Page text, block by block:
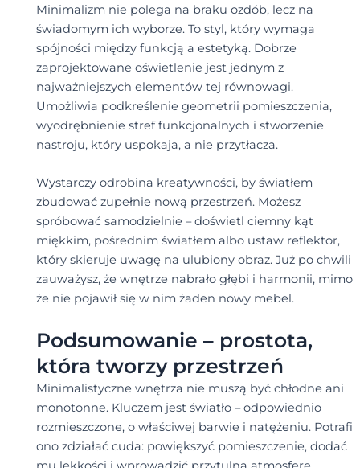
Minimalizm nie polega na braku ozdób, lecz na
świadomym ich wyborze. To styl, który wymaga
spójności między funkcją a estetyką. Dobrze
zaprojektowane oświetlenie jest jednym z
najważniejszych elementów tej równowagi.
Umożliwia podkreślenie geometrii pomieszczenia,
wyodrębnienie stref funkcjonalnych i stworzenie
nastroju, który uspokaja, a nie przytłacza.
Wystarczy odrobina kreatywności, by światłem
zbudować zupełnie nową przestrzeń. Możesz
spróbować samodzielnie – doświetl ciemny kąt
miękkim, pośrednim światłem albo ustaw reflektor,
który skieruje uwagę na ulubiony obraz. Już po chwili
zauważysz, że wnętrze nabrało głębi i harmonii, mimo
że nie pojawił się w nim żaden nowy mebel.
Podsumowanie – prostota,
która tworzy przestrzeń
Minimalistyczne wnętrza nie muszą być chłodne ani
monotonne. Kluczem jest światło – odpowiednio
rozmieszczone, o właściwej barwie i natężeniu. Potrafi
ono zdziałać cuda: powiększyć pomieszczenie, dodać